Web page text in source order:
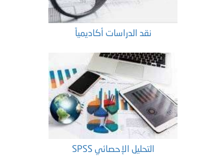
نقد الدراسات أكاديمياً
التحليل الإحصائي SPSS